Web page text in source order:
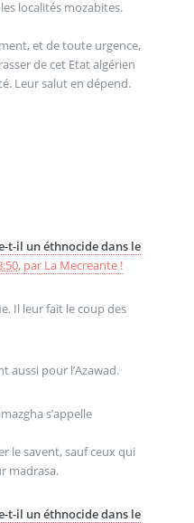
localités mozabites.
et de toute urgence,
de cet Etat algérien
Leur salut en dépend.
t-il un éthnocide dans le
, par La Mecreante !
Il leur fait le coup des
aussi pour l’Azawad.
s’appelle
le savent, sauf ceux qui
madrasa.
t-il un éthnocide dans le